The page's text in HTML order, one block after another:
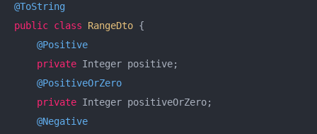
@ToString
public class RangeDto {
@Positive
private Integer positive;
@PositiveOrZero
private Integer positiveOrZero;
@Negative